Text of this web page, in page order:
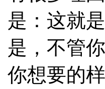
是：这就
是，不管
你想要的样